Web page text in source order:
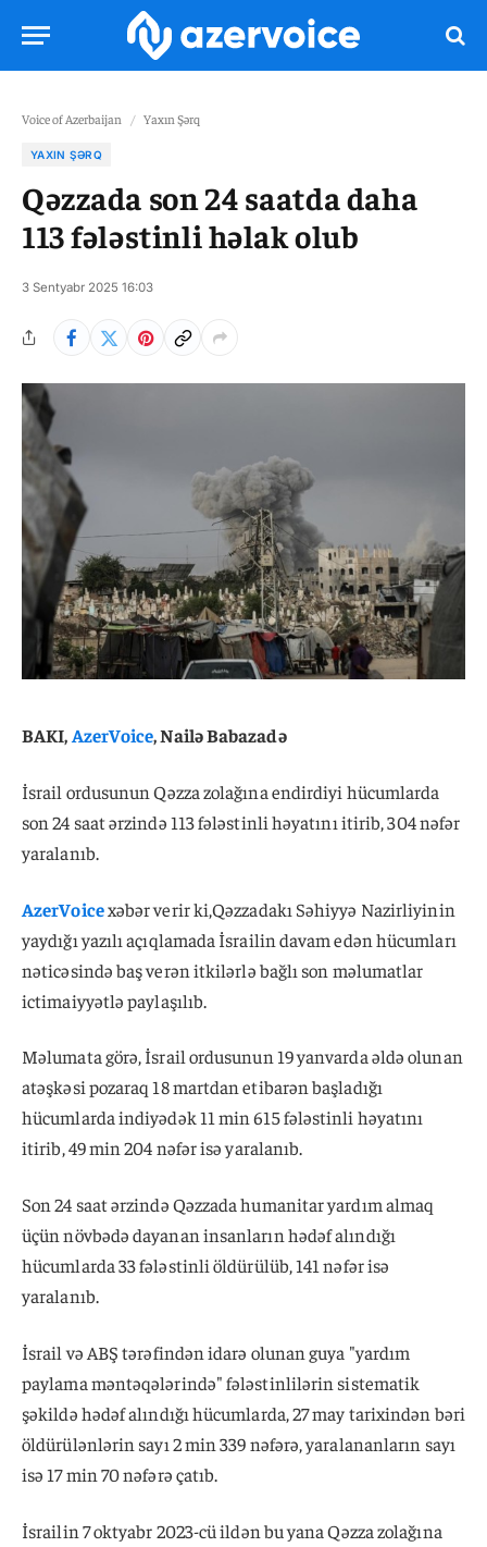
Voice of Azerbaijan / Yaxın Şərq
YAXIN ŞƏRQ
Qəzzada son 24 saatda daha
113 fələstinli həlak olub
3 Sentyabr 2025 16:03
BAKI,AzerVoice, Nailə Babazadə
İsrail ordusunun Qəzza zolağına endirdiyi hücumlarda
son 24 saat ərzində 113 fələstinli həyatını itirib, 304 nəfər
yaralanıb.
AzerVoicexəbər verir ki,Qəzzadakı Səhiyyə Nazirliyinin
yaydığı yazılı açıqlamada İsrailin davam edən hücumları
nəticəsində baş verən itkilərlə bağlı son məlumatlar
ictimaiyyətlə paylaşılıb.
Məlumata görə, İsrail ordusunun 19 yanvarda əldə olunan
atəşkəsi pozaraq 18 martdan etibarən başladığı
hücumlarda indiyədək 11 min 615 fələstinli həyatını
itirib, 49 min 204 nəfər isə yaralanıb.
Son 24 saat ərzində Qəzzada humanitar yardım almaq
üçün növbədə dayanan insanların hədəf alındığı
hücumlarda 33 fələstinli öldürülüb, 141 nəfər isə
yaralanıb.
İsrail və ABŞ tərəfindən idarə olunan guya "yardım
paylama məntəqələrində" fələstinlilərin sistematik
şəkildə hədəf alındığı hücumlarda, 27 may tarixindən bəri
öldürülənlərin sayı 2 min 339 nəfərə, yaralananların sayı
isə 17 min 70 nəfərə çatıb.
İsrailin 7 oktyabr 2023-cü ildən bu yana Qəzza zolağına